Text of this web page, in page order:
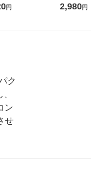
入）
円
し 無洗米 5kg
2,980円
ク
ン
せ